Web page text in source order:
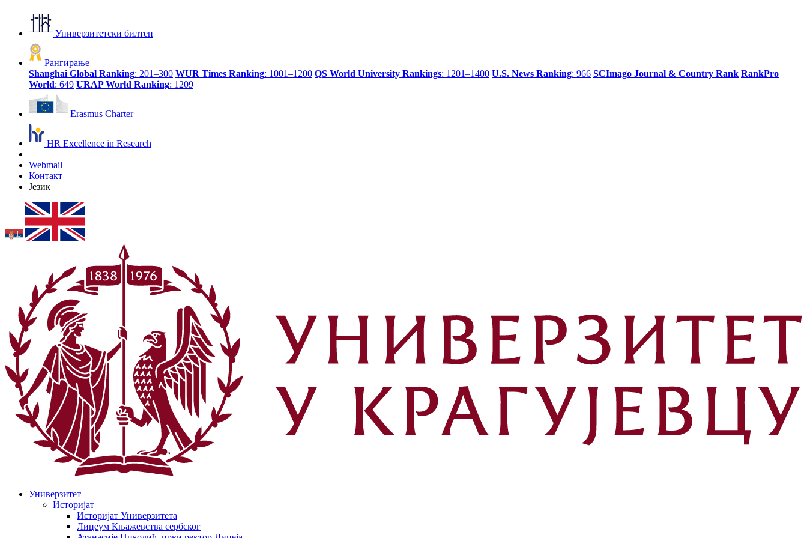
Универзитетски билтен
Рангирање
Shanghai Global Ranking: 201–300 WUR Times Ranking: 1001–1200 QS World University Rankings: 1201–1400 U.S. News Ranking: 966 SCImago Journal & Country Rank RankPro
World: 649 URAP World Ranking: 1209
Erasmus Charter
HR Excellence in Research
Webmail
Контакт
Језик
Универзитет
Историјат
Историјат Универзитета
Лицеум Књажевства сербског